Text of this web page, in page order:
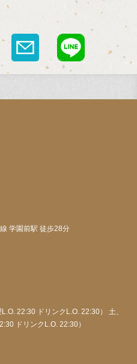
学園前駅 徒歩28分
22:30 ドリンクL.O. 22:30） 土、
ドリンクL.O. 22:30）